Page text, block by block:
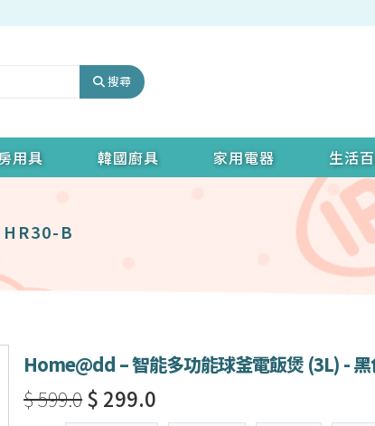
搜尋
用具 韓國廚具 家用電器 生活
B
Home@dd – 智能多功能球釜電飯煲 (3L) -
$ 599.0$ 299.0